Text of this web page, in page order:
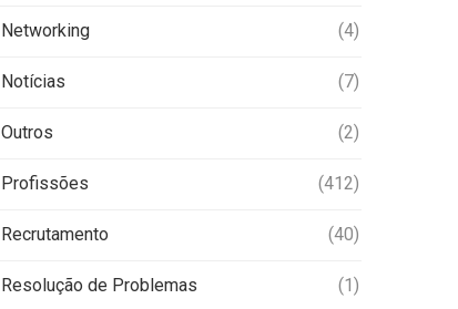
Networking (4)
Notícias (7)
Outros (2)
Profissões (412)
Recrutamento (40)
Resolução de Problemas (1)